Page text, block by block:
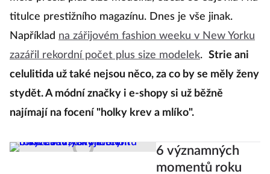
titulce prestižního magazínu. Dnes je vše jinak.
Například na zářijovém fashion weeku v New Yorku
zazářil rekordní počet plus size modelek. Strie ani
celulitida už také nejsou něco, za co by se měly ženy
stydět. A módní značky i e-shopy si už běžně
najímají na focení "holky krev a mlíko".
6 významných
momentů roku